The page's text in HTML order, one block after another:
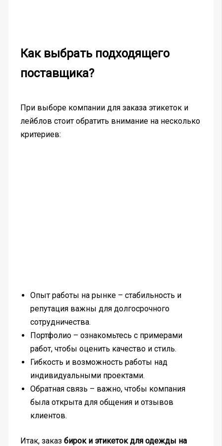
Как выбрать подходящего
поставщика?
При выборе компании для заказа этикеток и
лейблов стоит обратить внимание на несколько
критериев:
Опыт работы на рынке – стабильность и
репутация важны для долгосрочного
сотрудничества.
Портфолио – ознакомьтесь с примерами
работ, чтобы оценить качество и стиль.
Гибкость и возможность работы над
индивидуальными проектами.
Обратная связь – важно, чтобы компания
была открыта для общения и отзывов
клиентов.
Итак, заказ бирок и этикеток для одежды на